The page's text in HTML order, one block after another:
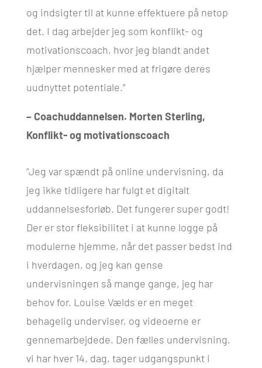
og indsigter til at kunne effektuere på netop
det. I dag arbejder jeg som konflikt- og
motivationscoach, hvor jeg blandt andet
hjælper mennesker med at frigøre deres
uudnyttet potentiale.”
– Coachuddannelsen. Morten Sterling,
Konflikt- og motivationscoach
“Jeg var spændt på online undervisning, da
jeg ikke tidligere har fulgt et digitalt
uddannelsesforløb. Det fungerer super godt!
Der er stor fleksibilitet i at kunne logge på
modulerne hjemme, når det passer bedst ind
i hverdagen, og jeg kan gense
undervisningen så mange gange, jeg har
behov for. Louise Vælds er en meget
behagelig underviser, og videoerne er
gennemarbejdede. Den fælles undervisning,
vi har hver 14. dag, tager udgangspunkt i